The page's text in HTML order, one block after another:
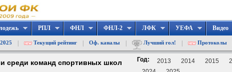
Текущий рейтинг Оф. каналы Лучший гол! Протоколы
РПЛ ФНЛ ФНЛ-2 ЛФК УЕФА Видео
среди команд спортивных школ Год: 2013 2014 2015